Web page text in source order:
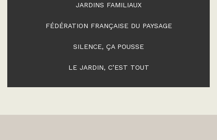
JARDINS FAMILIAUX
FÉDÉRATION FRANÇAISE DU PAYSAGE
SILENCE, ÇA POUSSE
LE JARDIN, C’EST TOUT